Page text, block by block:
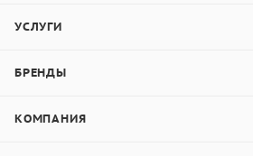
УСЛУГИ
БРЕНДЫ
КОМПАНИЯ